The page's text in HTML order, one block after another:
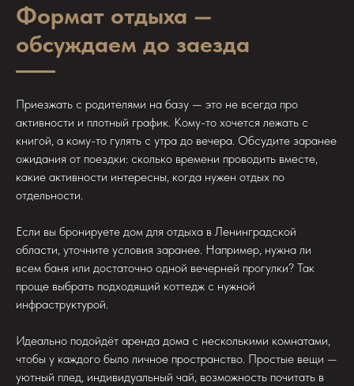
Формат отдыха —
обсуждаем до заезда
Приезжать с родителями на базу — это не всегда про
активности и плотный график. Кому-то хочется лежать с
книгой, а кому-то гулять с утра до вечера. Обсудите заранее
ожидания от поездки: сколько времени проводить вместе,
какие активности интересны, когда нужен отдых по
отдельности.
Если вы бронируете дом для отдыха в Ленинградской
области, уточните условия заранее. Например, нужна ли
всем баня или достаточно одной вечерней прогулки? Так
проще выбрать подходящий коттедж с нужной
инфраструктурой.
Идеально подойдёт аренда дома с несколькими комнатами,
чтобы у каждого было личное пространство. Простые вещи —
уютный плед, индивидуальный чай, возможность почитать в